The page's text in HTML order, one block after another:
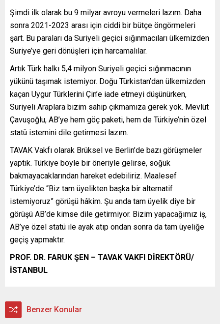
Şimdi ilk olarak bu 9 milyar avroyu vermeleri lazım. Daha
sonra 2021-2023 arası için ciddi bir bütçe öngörmeleri
şart. Bu paraları da Suriyeli geçici sığınmacıları ülkemizden
Suriye’ye geri dönüşleri için harcamalılar.
Artık Türk halkı 5,4 milyon Suriyeli geçici sığınmacının
yükünü taşımak istemiyor. Doğu Türkistan’dan ülkemizden
kaçan Uygur Türklerini Çin’e iade etmeyi düşünürken,
Suriyeli Araplara bizim sahip çıkmamıza gerek yok. Mevlüt
Çavuşoğlu, AB’ye hem göç paketi, hem de Türkiye’nin özel
statü istemini dile getirmesi lazım.
TAVAK Vakfı olarak Brüksel ve Berlin’de bazı görüşmeler
yaptık. Türkiye böyle bir öneriyle gelirse, soğuk
bakmayacaklarından hareket edebiliriz. Maalesef
Türkiye’de “Biz tam üyelikten başka bir alternatif
istemiyoruz” görüşü hâkim. Şu anda tam üyelik diye bir
görüşü AB’de kimse dile getirmiyor. Bizim yapacağımız iş,
AB’ye özel statü ile ayak atıp ondan sonra da tam üyeliğe
geçiş yapmaktır.
PROF. DR. FARUK ŞEN – TAVAK VAKFI DİREKTÖRÜ/
İSTANBUL
Benzer Konular